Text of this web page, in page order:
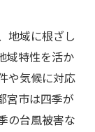
地域に根ざし
域特性を活か
や気候に対応
宮市は四季が
の台風被害な